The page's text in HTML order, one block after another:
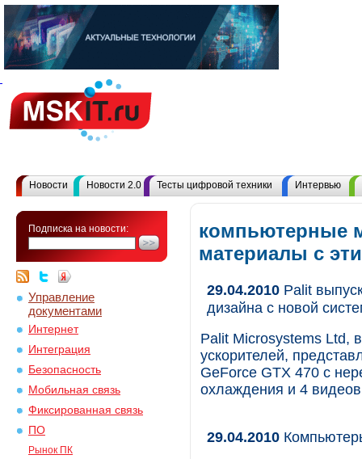
Новости Новости 2.0 Тесты цифровой техники Интервью
Подписка на новости:
Управление
документами
Интернет
Интеграция
Безопасность
Мобильная связь
Фиксированная связь
ПО
Рынок ПК
компьютерные
материалы с
29.04.2010 Palit
дизайна с новой
Palit Microsystems Ltd,
ускорителей,
GeForce GTX 470 с
охлаждения и 4
29.04.2010